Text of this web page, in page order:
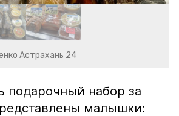
Астрахань 24
подарочный набор за
малышки: